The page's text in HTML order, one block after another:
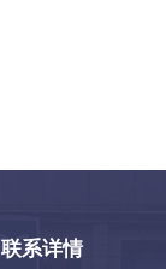
联系详情